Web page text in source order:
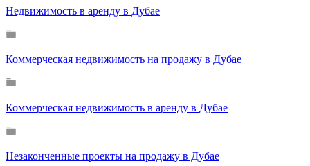
Недвижимость в аренду в Дубае
Коммерческая недвижимость на продажу в Дубае
Коммерческая недвижимость в аренду в Дубае
Незаконченные проекты на продажу в Дубае